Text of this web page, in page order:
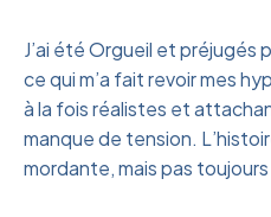
J’ai été Orgueil et préjugés
ce qui m’a fait revoir mes
à la fois réalistes et
manque de tension.
mordante, mais pas